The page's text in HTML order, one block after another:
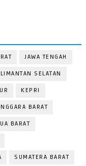
JAWA TENGAH
SELATAN
KEPRI
BARAT
BARAT
SUMATERA BARAT